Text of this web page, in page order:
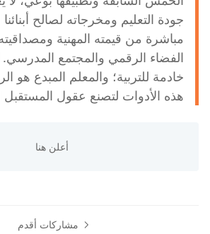
جودة التعليم ومخرجاته لصالح
الفضاء الرقمي والمجتمع المدرسي.
خادمة للتربية؛ والمعلم المبدع هو
هذه الأدوات لتصنع عقول المستقبل
مشاركات أقدم